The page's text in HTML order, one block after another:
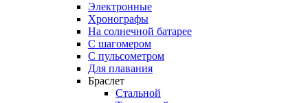
Электронные
Хронографы
На солнечной батарее
С шагомером
С пульсометром
Для плавания
Браслет
Стальной